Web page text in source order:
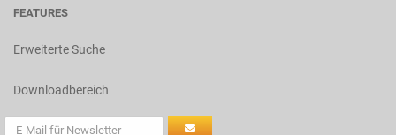
FEATURES
Erweiterte Suche
Downloadbereich